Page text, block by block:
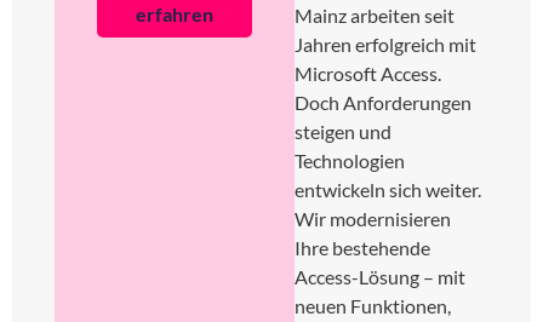
Mainz arbeiten seit
Jahren erfolgreich mit
Microsoft Access.
Doch Anforderungen
steigen und
Technologien
entwickeln sich weiter.
Wir modernisieren
Ihre bestehende
Access-Lösung – mit
neuen Funktionen,
erfahren